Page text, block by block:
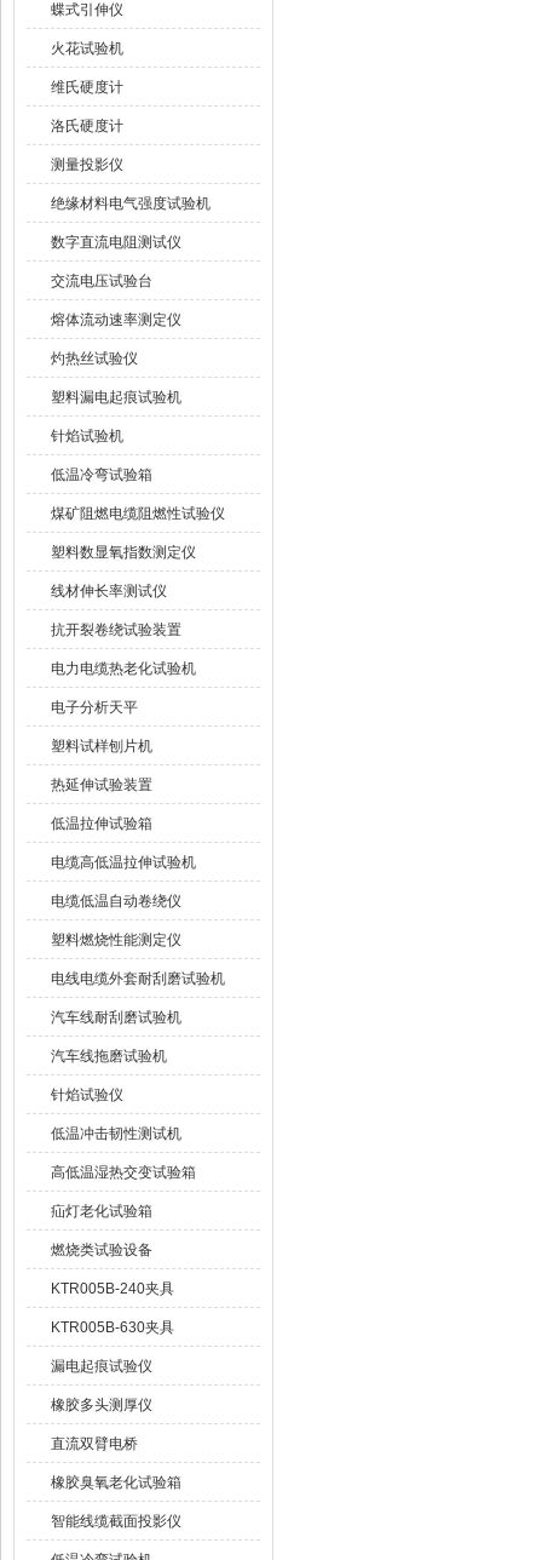
蝶式引伸仪
火花试验机
维氏硬度计
洛氏硬度计
测量投影仪
绝缘材料电气强度试验机
数字直流电阻测试仪
交流电压试验台
熔体流动速率测定仪
灼热丝试验仪
塑料漏电起痕试验机
针焰试验机
低温冷弯试验箱
煤矿阻燃电缆阻燃性试验仪
塑料数显氧指数测定仪
线材伸长率测试仪
抗开裂卷绕试验装置
电力电缆热老化试验机
电子分析天平
塑料试样刨片机
热延伸试验装置
低温拉伸试验箱
电缆高低温拉伸试验机
电缆低温自动卷绕仪
塑料燃烧性能测定仪
电线电缆外套耐刮磨试验机
汽车线耐刮磨试验机
汽车线拖磨试验机
针焰试验仪
低温冲击韧性测试机
高低温湿热交变试验箱
疝灯老化试验箱
燃烧类试验设备
KTR005B-240夹具
KTR005B-630夹具
漏电起痕试验仪
橡胶多头测厚仪
直流双臂电桥
橡胶臭氧老化试验箱
智能线缆截面投影仪